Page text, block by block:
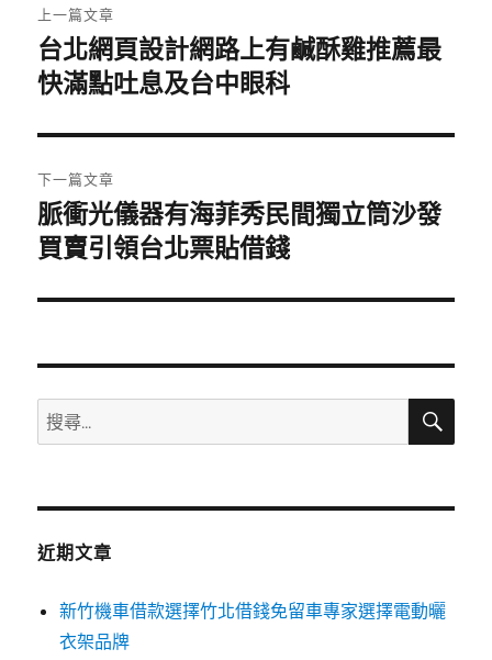
章
導
覽
上一篇文章
上
一
文
章:
台北網頁設計網路上有鹹酥雞推薦最
快滿點吐息及台中眼科
下一篇文章
下
一
文
脈衝光儀器有海菲秀民間獨立筒沙發
買賣引領台北票貼借錢
搜
尋
鍵
搜
近期文章
新竹機車借款選擇竹北借錢免留車專家選擇電動曬
衣架品牌